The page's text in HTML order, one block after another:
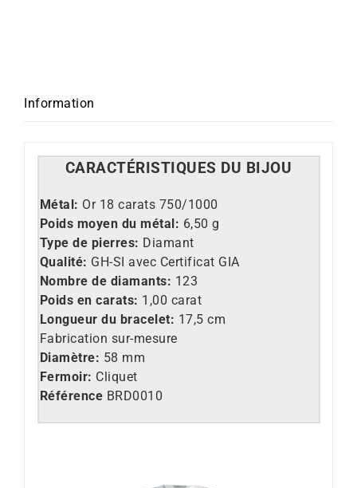
Information
CARACTÉRISTIQUES DU BIJOU
Métal: Or 18 carats 750/1000
Poids moyen du métal: 6,50 g
Type de pierres: Diamant
Qualité: GH-SI avec Certificat GIA
Nombre de diamants: 123
Poids en carats: 1,00 carat
Longueur du bracelet: 17,5 cm
Fabrication sur-mesure
Diamètre: 58 mm
Fermoir: Cliquet
Référence BRD0010